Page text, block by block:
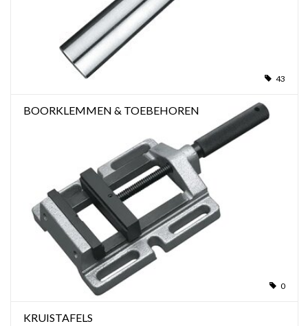
43
BOORKLEMMEN & TOEBEHOREN
0
KRUISTAFELS